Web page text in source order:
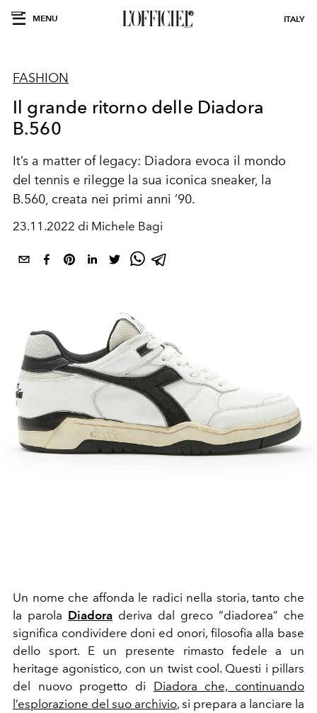
MENU ITALY
FASHION
Il grande ritorno delle Diadora
B.560
It’s a matter of legacy: Diadora evoca il mondo
del tennis e rilegge la sua iconica sneaker, la
B.560, creata nei primi anni ’90.
23.11.2022 di Michele Bagi
Un nome che affonda le radici nella storia, tanto che
la parola Diadora deriva dal greco ”diadorea” che
significa condividere doni ed onori, filosofia alla base
dello sport. E un presente rimasto fedele a un
heritage agonistico, con un twist cool. Questi i pillars
del nuovo progetto di Diadora che, continuando
l’esplorazione del suo archivio, si prepara a lanciare la